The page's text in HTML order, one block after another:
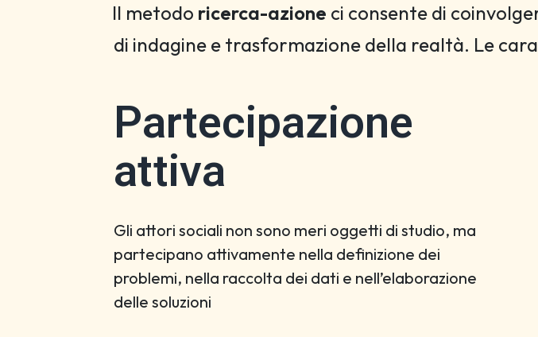
Il metodo ricerca-azione ci consente di
di indagine e trasformazione della realtà. Le
Partecipazione
attiva
Gli attori sociali non sono meri oggetti di studio, ma
partecipano attivamente nella definizione dei
problemi, nella raccolta dei dati e nell’elaborazione
delle soluzioni